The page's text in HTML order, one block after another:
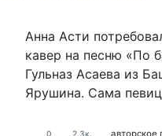
Анна Асти
кавер на песню «По
Гульназ Асаева из
Ярушина. Сама
0 2.3к.